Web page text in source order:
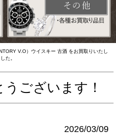
V.O）ウイスキー 古酒 をお買取りいたし
た。
ございます！
2026/03/09